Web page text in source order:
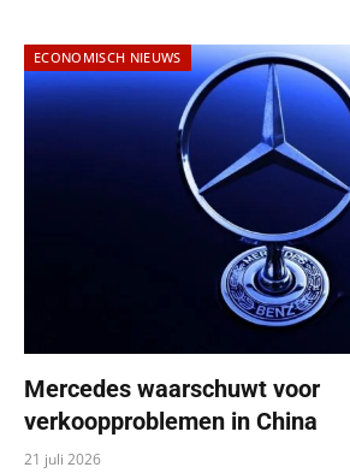
ECONOMISCH NIEUWS
Mercedes waarschuwt voor
verkoopproblemen in China
21 juli 2026